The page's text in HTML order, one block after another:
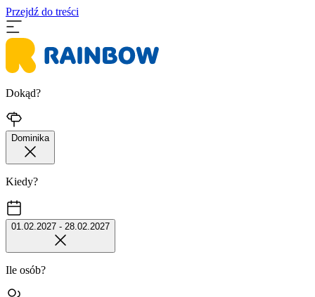
Przejdź do treści
Dokąd?
Dominika
Kiedy?
01.02.2027 - 28.02.2027
Ile osób?